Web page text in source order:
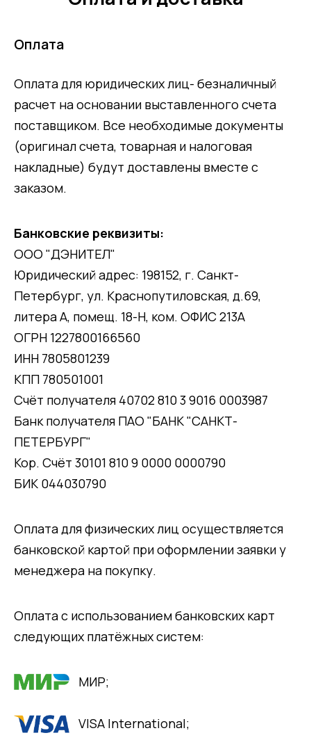
Оплата
Оплата для юридических лиц- безналичный
расчет на основании выставленного счета
поставщиком. Все необходимые документы
(оригинал счета, товарная и налоговая
накладные) будут доставлены вместе с
заказом.
Банковские реквизиты:
ООО "ДЭНИТЕЛ"
Юридический адрес: 198152, г. Санкт-
Петербург, ул. Краснопутиловская, д.69,
литера А, помещ. 18-Н, ком. ОФИС 213А
ОГРН 1227800166560
ИНН 7805801239
КПП 780501001
Счёт получателя 40702 810 3 9016 0003987
Банк получателя ПАО "БАНК "САНКТ-
ПЕТЕРБУРГ"
Кор. Счёт 30101 810 9 0000 0000790
БИК 044030790
Оплата для физических лиц осуществляется
банковской картой при оформлении заявки у
менеджера на покупку.
Оплата с использованием банковских карт
следующих платёжных систем:
МИР;
VISA International;